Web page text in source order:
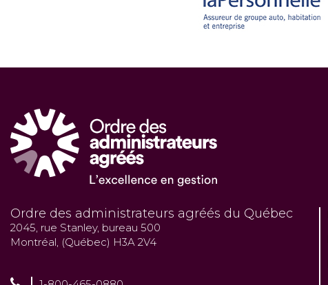
Ordre des administrateurs agréés du Québec
2045, rue Stanley, bureau 500
Montréal, (Québec) H3A 2V4